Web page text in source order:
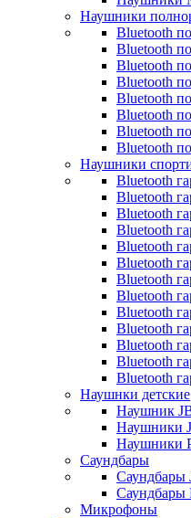
Наушники
Bluetooth
Bluetooth
Bluetooth
Bluetooth
Bluetooth
Bluetooth
Bluetooth
Bluetooth
Наушники
Bluetooth
Bluetooth
Bluetooth
Bluetooth
Bluetooth
Bluetooth
Bluetooth
Bluetooth
Bluetooth
Bluetooth
Bluetooth
Bluetooth
Bluetooth
Наушнки детские
Наушник
Наушники
Наушники
Саундбары
Саундбары
Саундбары
Микрофоны